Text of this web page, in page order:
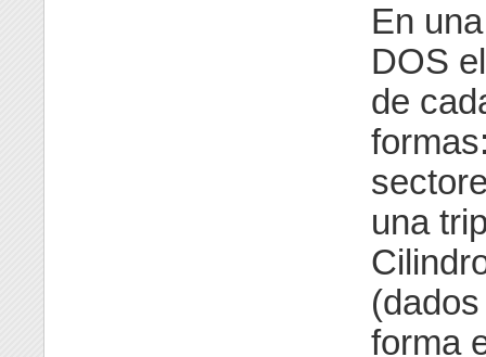
En
DOS
de
una
forma